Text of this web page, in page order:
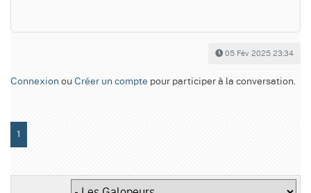
05 Fév 2025 23:34
Connexion ou Créer un compte pour participer à la conversation.
1